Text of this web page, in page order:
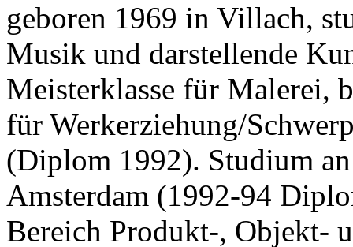
geboren 1969 in Villach,
Musik und darstellende
Meisterklasse für Malerei,
für Werkerziehung/
(Diplom 1992). Studium
Amsterdam (1992-94
Bereich Produkt-, Objekt-